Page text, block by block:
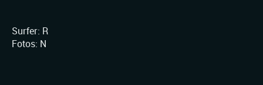
Surfer: R
Fotos: N